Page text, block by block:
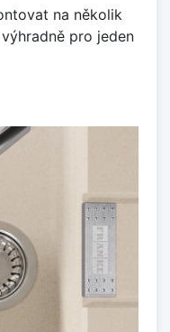
na několik
pro jeden